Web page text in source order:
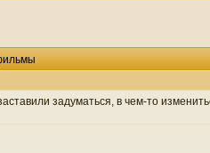
задуматься, в чем-то